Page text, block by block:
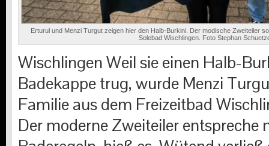
Erturul und Menzi Turgut zeigen hier den Halb-Burkini. Der modische Zweiteiler
Solebad Wischlingen. Foto Stephan
Wischlingen Weil sie einen Halb-
Badekappe trug, wurde Menzi
Familie aus dem Freizeitbad
Der moderne Zweiteiler entspreche